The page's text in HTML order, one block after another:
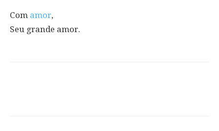
Com amor,
Seu grande amor.